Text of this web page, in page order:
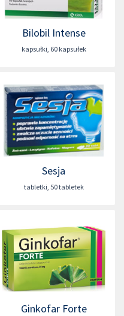
Bilobil Intense
kapsułki, 60 kapsułek
Sesja
tabletki, 50 tabletek
Ginkofar Forte